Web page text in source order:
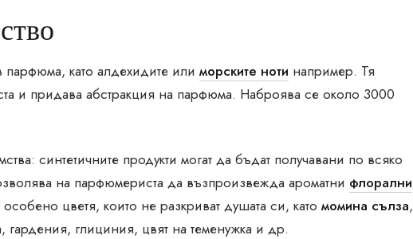
парфюма, като алдехидите или морските ноти например. Тя
и придава абстракция на парфюма. Наброява се около 3000
синтетичните продукти могат да бъдат получавани по всяко
на парфюмериста да възпроизвежда ароматни флорални
цветя, които не разкриват душата си, като момина сълза,
глициния, цвят на теменужка и др.